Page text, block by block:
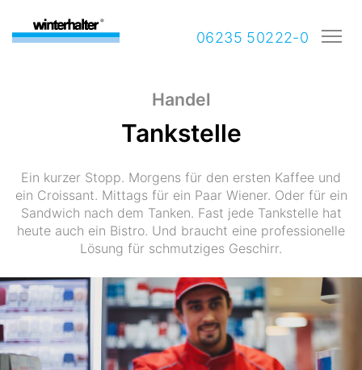
06235 50222-0
Handel
Tankstelle
Ein kurzer Stopp. Morgens für den ersten Kaffee und
ein Croissant. Mittags für ein Paar Wiener. Oder für ein
Sandwich nach dem Tanken. Fast jede Tankstelle hat
heute auch ein Bistro. Und braucht eine professionelle
Lösung für schmutziges Geschirr.